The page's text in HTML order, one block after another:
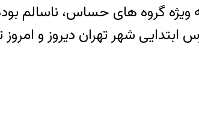
ویژه گروه های حساس، ناسالم
ابتدایی شهر تهران دیروز و